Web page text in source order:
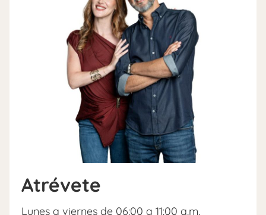
Atrévete
Lunes a viernes de 06:00 a 11:00 a.m.